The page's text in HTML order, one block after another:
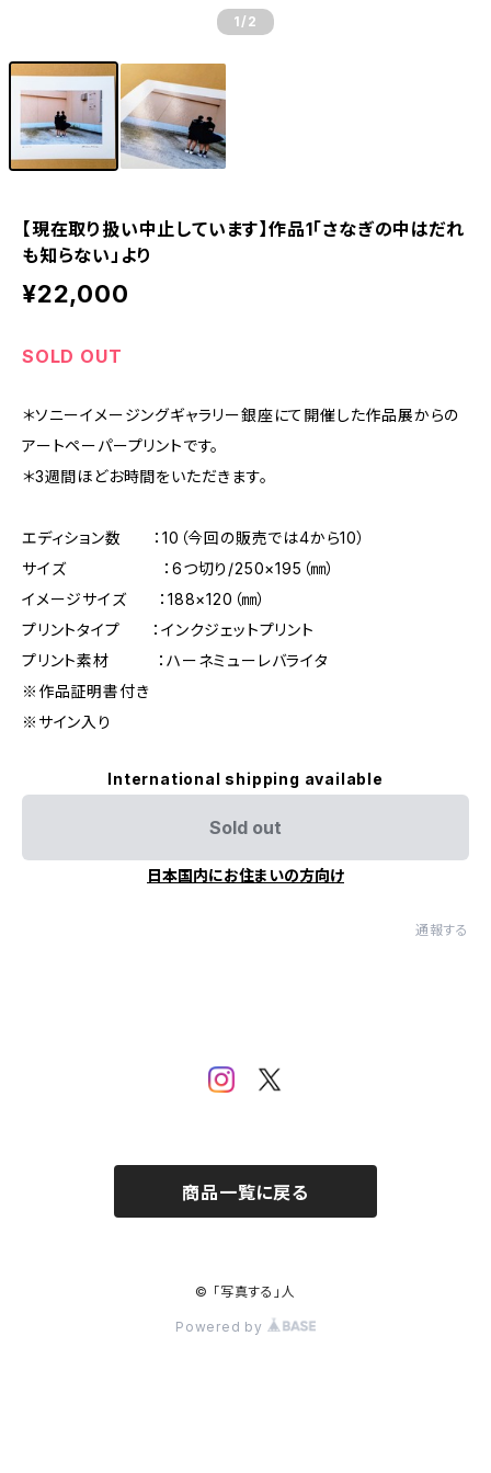
1 /2
【現在取り扱い中止しています】作品1「さなぎの中はだれ
も知らない」より
¥22,000
SOLD OUT
＊ソニーイメージングギャラリー銀座にて開催した作品展からの
アートペーパープリントです。
＊3週間ほどお時間をいただきます。
エディション数 ：10（今回の販売では4から10）
サイズ ：6つ切り/250×195（㎜）
イメージサイズ ：188×120（㎜）
プリントタイプ ：インクジェットプリント
プリント素材 ：ハーネミューレバライタ
※作品証明書付き
※サイン入り
International shipping available
Sold out
日本国内にお住まいの方向け
通報する
商品一覧に戻る
© 「写真する」人
Powered by